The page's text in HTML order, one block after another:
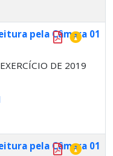
pela Câmara 01
DE 2019
pela Câmara 01